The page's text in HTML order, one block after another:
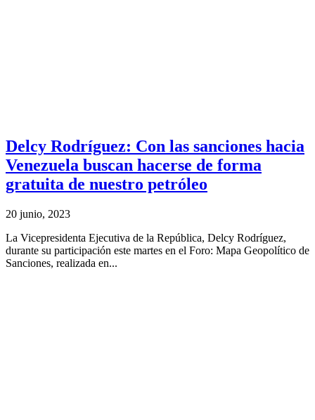
Delcy Rodríguez: Con las sanciones hacia
Venezuela buscan hacerse de forma
gratuita de nuestro petróleo
20 junio, 2023
La Vicepresidenta Ejecutiva de la República, Delcy Rodríguez,
durante su participación este martes en el Foro: Mapa Geopolítico de
Sanciones, realizada en...